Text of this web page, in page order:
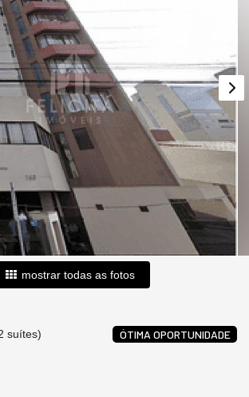
mostrar todas as fotos
ÓTIMA OPORTUNIDADE
suítes)